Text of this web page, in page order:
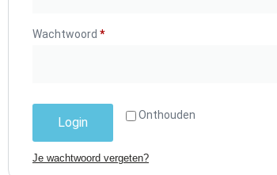
Wachtwoord *
Onthouden
Login
Je wachtwoord vergeten?